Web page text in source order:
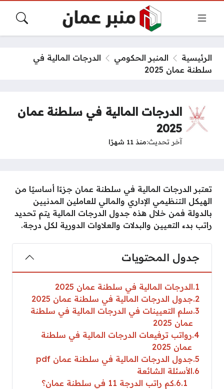
الرئيسية المنبر الحكومي
الدرجات المالية في
سلطنة عمان 2025
الدرجات المالية في سلطنة عمان
2025
آخر تحديث منذ 11 شهرًا
تعتبر الدرجات المالية في سلطنة عمان جزءًا أساسيًا من
الهيكل التنظيمي الإداري والمالي للعاملين المدنيين
بالدولة فمن خلال هذه جدول الدرجات المالية يتم تحديد
راتب بدء التعيين والبدلات والعلاوات الدورية لكل درجة.
جدول المحتويات
1 الدرجات المالية في سلطنة عمان 2025
2 جدول الدرجات المالية في سلطنة عمان 2025
3 سلم التعيينات في الدرجات المالية في سلطنة
عمان 2025
4 رواتب ترفيعات الدرجات المالية في سلطنة
عمان 2025
5 جدول الدرجات المالية في سلطنة عمان pdf
6 الأسئلة الشائعة
6.1 كم راتب الدرجة 11 في سلطنة عمان؟